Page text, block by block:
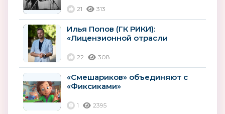
маленькие...
21 313
Илья Попов (ГК РИКИ):
«Лицензионной отрасли
поддержки»
22 308
«Смешариков» объединяют с
«Фиксиками»
1 2395